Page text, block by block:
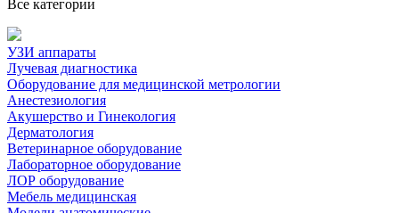
Все категории
УЗИ аппараты
Лучевая диагностика
Оборудование для медицинской метрологии
Анестезиология
Акушерство и Гинекология
Дерматология
Ветеринарное оборудование
Лабораторное оборудование
ЛОР оборудование
Мебель медицинская